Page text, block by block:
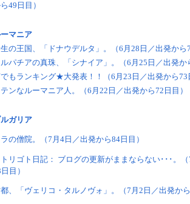
49日目）
マニア
の王国、「ドナウデルタ」。（6月28日／出発から
パチアの真珠、「シナイア」。（6月25日／出発か
もランキング★大発表！！（6月23日／出発から73
ンなルーマニア人。（6月22日／出発から72日目）
ガリア
ラの僧院。（7月4日／出発から84日目）
トリゴト日記： ブログの更新がままならない･･･。
目）
、「ヴェリコ・タルノヴォ」。（7月2日／出発か